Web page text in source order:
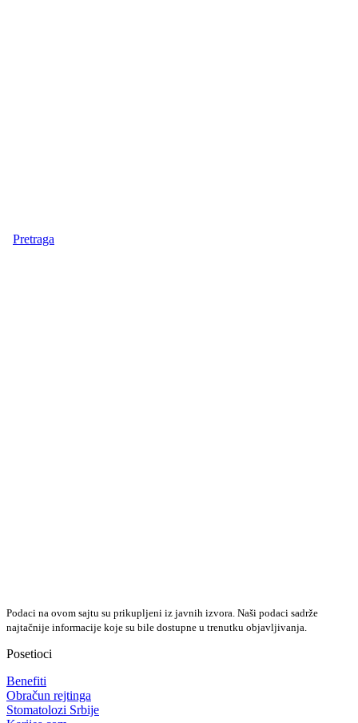
Pretraga
Podaci na ovom sajtu su prikupljeni iz javnih izvora. Naši podaci sadrže
najtačnije informacije koje su bile dostupne u trenutku objavljivanja.
Posetioci
Benefiti
Obračun rejtinga
Stomatolozi Srbije